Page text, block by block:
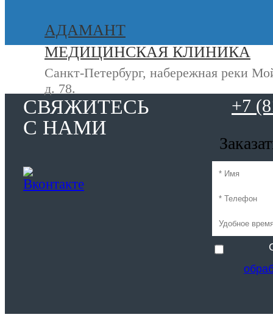
АДАМАНТ
МЕДИЦИНСКАЯ КЛИНИКА
Санкт-Петербург, набережная реки
д. 78.
СВЯЖИТЕСЬ
С НАМИ
+7